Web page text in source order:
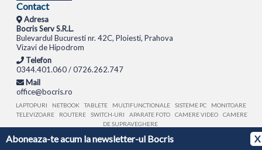
Aboneaza-te acum la newsletter-ul Bocris
X
Contact
Adresa
Bocris Serv S.R.L.
Bulevardul Bucuresti nr. 42C, Ploiesti, Prahova
Vizavi de Hipodrom
Telefon
0344.401.060 / 0726.262.747
Mail
office@bocris.ro
LAPTOPURI NETBOOK TABLETE MULTIFUNCTIONALE SISTEME PC
MONITOARE
TELEVIZOARE
ROUTERE SWITCH-URI APARATE FOTO CAMERE VIDEO
CAMERE
DE SUPRAVEGHERE